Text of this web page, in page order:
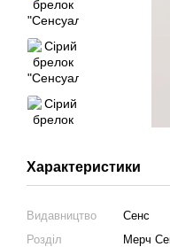
Характеристики
Видавництво
Сенс
Розділ
Мерч